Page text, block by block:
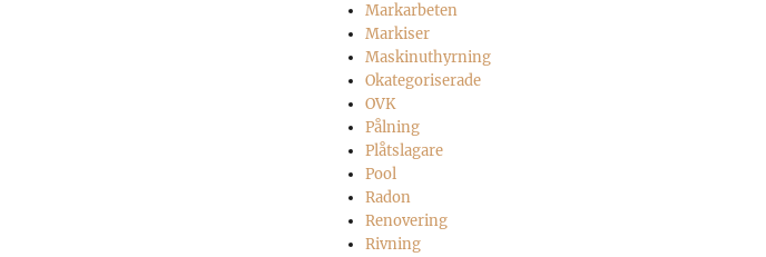
Markarbeten
Markiser
Maskinuthyrning
Okategoriserade
OVK
Pålning
Plåtslagare
Pool
Radon
Renovering
Rivning